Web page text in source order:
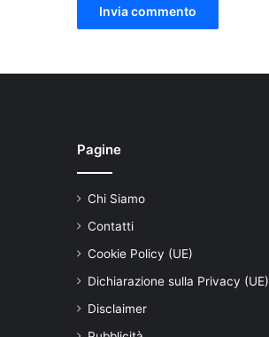
Pagine
Chi Siamo
Contatti
Cookie Policy (UE)
Dichiarazione sulla Privacy (UE)
Disclaimer